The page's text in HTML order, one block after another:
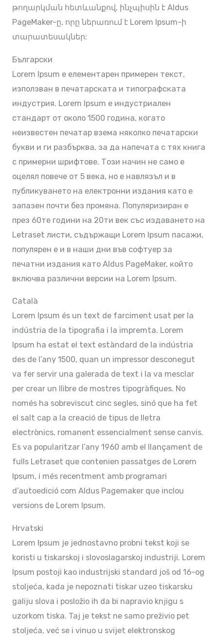
թողարկման հետևանքով, ինչպիսին է Aldus
PageMaker-ը, որը ներառում է Lorem Ipsum-ի
տարատեսակներ:
Български
Lorem Ipsum е елементарен примерен текст,
използван в печатарската и типографската
индустрия. Lorem Ipsum е индустриален
стандарт от около 1500 година, когато
неизвестен печатар взема няколко печатарски
букви и ги разбърква, за да напечата с тях книга
с примерни шрифтове. Този начин не само е
оцелял повече от 5 века, но е навлязъл и в
публикуването на електронни издания като е
запазен почти без промяна. Популяризиран е
през 60те години на 20ти век със издаването на
Letraset листи, съдържащи Lorem Ipsum пасажи,
популярен е и в наши дни във софтуер за
печатни издания като Aldus PageMaker, който
включва различни версии на Lorem Ipsum.
Català
Lorem Ipsum és un text de farciment usat per la
indústria de la tipografia i la impremta. Lorem
Ipsum ha estat el text estàndard de la indústria
des de l’any 1500, quan un impressor desconegut
va fer servir una galerada de text i la va mesclar
per crear un llibre de mostres tipogràfiques. No
només ha sobreviscut cinc segles, sinó que ha fet
el salt cap a la creació de tipus de lletra
electrònics, romanent essencialment sense canvis.
Es va popularitzar l’any 1960 amb el llançament de
fulls Letraset que contenien passatges de Lorem
Ipsum, i més recentment amb programari
d’autoedició com Aldus Pagemaker que inclou
versions de Lorem Ipsum.
Hrvatski
Lorem Ipsum je jednostavno probni tekst koji se
koristi u tiskarskoj i slovoslagarskoj industriji. Lorem
Ipsum postoji kao industrijski standard još od 16-og
stoljeća, kada je nepoznati tiskar uzeo tiskarsku
galiju slova i posložio ih da bi napravio knjigu s
uzorkom tiska. Taj je tekst ne samo preživio pet
stoljeća, već se i vinuo u svijet elektronskog